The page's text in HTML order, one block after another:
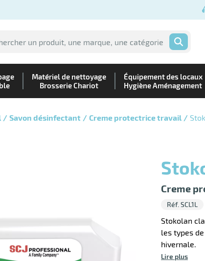
OK
Matériel de nettoyage
Brosserie Chariot
Équipement des locaux
Hygiène Aménagement
Savon désinfectant Creme protectrice travail
Creme
Réf. SCL1L
Stokolan
les types
hivernale.
Lire plus